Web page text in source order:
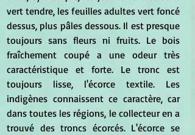
vert tendre, les feuilles adultes vert foncé
dessus, plus pâles dessous. Il est presque
toujours sans fleurs ni fruits. Le bois
fraîchement coupé a une odeur très
caractéristique et forte. Le tronc est
toujours lisse, l'écorce textile. Les
indigènes connaissent ce caractère, car
dans toutes les régions, le collecteur en a
trouvé des troncs écorcés. L'écorce se